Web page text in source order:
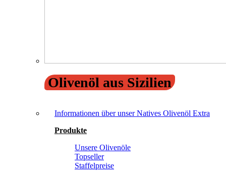
Olivenöl aus Sizilien
Informationen über unser Natives Olivenöl Extra
Produkte
Unsere Olivenöle
Topseller
Staffelpreise